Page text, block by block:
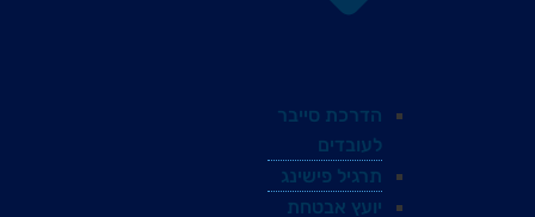
הדרכת סייבר
לעובדים
תרגיל פישינג
יועץ אבטחת